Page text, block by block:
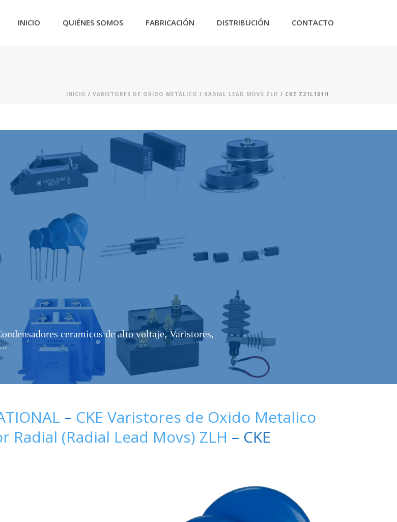
INICIO QUIÉNES SOMOS FABRICACIÓN DISTRIBUCIÓN CONTACTO
INICIO / VARISTORES DE OXIDO METÁLICO / RADIAL LEAD MOVS ZLH / CKE Z21L101H
ceramicos de alto voltaje, Varistores,
– CKE Varistores de Oxido Metalico
Radial (Radial Lead Movs) ZLH – CKE